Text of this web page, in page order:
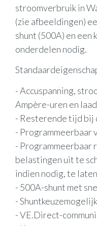
stroomverbruik in
(zie afbeeldingen)
shunt (500A) en
onderdelen nodig.
- Accuspanning,
Ampère-uren en
- Resterende tijd bij
- Programmeerbaar
- Programmeerbaar
belastingen uit te
indien nodig, te
- 500A-shunt met
-
- VE.Direct-